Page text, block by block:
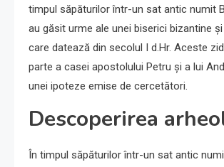
timpul săpăturilor într-un sat antic numit
au găsit urme ale unei biserici bizantine
care datează din secolul I d.Hr. Aceste
parte a casei apostolului Petru și a lui
unei ipoteze emise de cercetători.
Descoperirea
În timpul săpăturilor într-un sat antic